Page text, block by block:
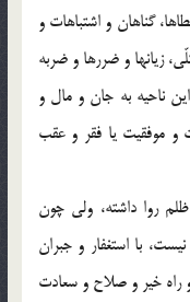
گناهان و اشتباهات و
زيانها و ضررها و ضربه
ناحيه به جان و مال و
موفقيت يا فقر و عقب
روا داشته، ولي چون
با استغفار و جبران
و راه خير و صلاح و سعادت